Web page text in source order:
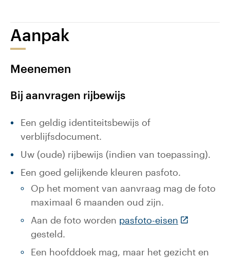
Aanpak
Meenemen
Bij aanvragen rijbewijs
Een geldig identiteitsbewijs of
verblijfsdocument.
Uw (oude) rijbewijs (indien van toepassing).
Een goed gelijkende kleuren pasfoto.
Op het moment van aanvraag mag de foto
maximaal 6 maanden oud zijn.
Aan de foto worden pasfoto-eisen (Deze link
gesteld.
Een hoofddoek mag, maar het gezicht en